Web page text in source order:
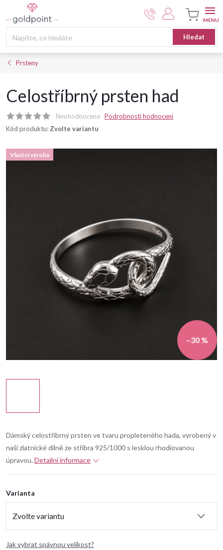
na
Hledat
Nákupní
košík
Prsteny
Celostříbrný prsten had
Neohodnoceno Podrobnosti hodnocení
Kód produktu: Zvolte variantu
Vlastní výroba
–30 %
Dámský celostříbrný prsten ve tvaru propleteného hada, vyrobený v
naší zlatnické dílně ze stříbra 925/1000 s lesklou rhodiovanou
úpravou. Detailní informace
Varianta
Jak vybrat spávnou velikost?